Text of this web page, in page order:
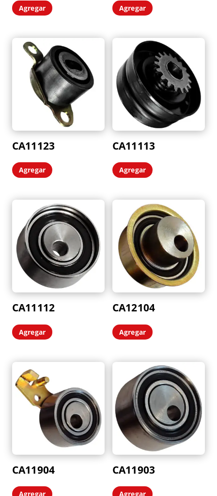
Agregar Agregar
CA11123
Agregar
CA11113
Agregar
CA11112
Agregar
CA12104
Agregar
CA11904
Agregar
CA11903
Agregar